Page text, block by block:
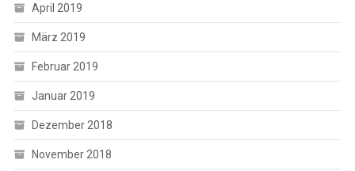
April 2019
März 2019
Februar 2019
Januar 2019
Dezember 2018
November 2018